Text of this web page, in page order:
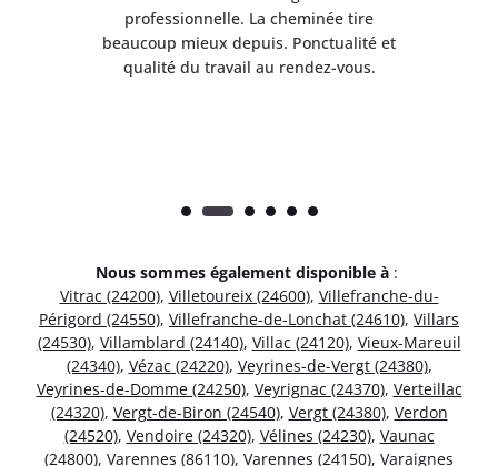
professionnelle. La cheminée tire
beaucoup mieux depuis. Ponctualité et
qualité du travail au rendez-vous.
Nous sommes également disponible à :
Vitrac (24200), Villetoureix (24600), Villefranche-du-
Périgord (24550), Villefranche-de-Lonchat (24610), Villars
(24530), Villamblard (24140), Villac (24120), Vieux-Mareuil
(24340), Vézac (24220), Veyrines-de-Vergt (24380),
Veyrines-de-Domme (24250), Veyrignac (24370), Verteillac
(24320), Vergt-de-Biron (24540), Vergt (24380), Verdon
(24520), Vendoire (24320), Vélines (24230), Vaunac
(24800), Varennes (86110), Varennes (24150), Varaignes